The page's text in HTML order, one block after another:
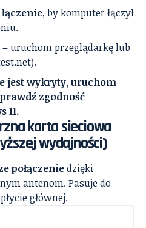
, by komputer łączył
– uruchom przeglądarkę lub
jest wykryty, uruchom
zgodność
11.
karta sieciowa
wydajności)
połączeniedzięki
antenom. Pasuje do
głównej.